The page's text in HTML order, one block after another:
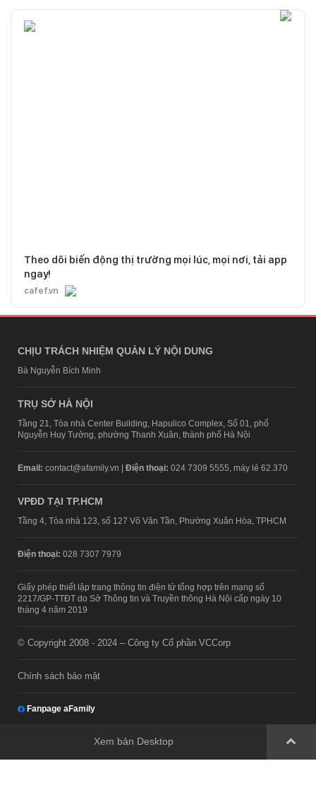
Theo dõi biến động thị trường mọi lúc, mọi nơi, tải app
ngay!
cafef.vn
CHỊU TRÁCH NHIỆM QUẢN LÝ NỘI DUNG
Bà Nguyễn Bích Minh
TRỤ SỞ HÀ NỘI
Tầng 21, Tòa nhà Center Building, Hapulico Complex, Số 01, phố
Nguyễn Huy Tưởng, phường Thanh Xuân, thành phố Hà Nội
Email: contact@afamily.vn | Điện thoại: 024 7309 5555, máy lẻ 62.370
VPĐD TẠI TP.HCM
Tầng 4, Tòa nhà 123, số 127 Võ Văn Tần, Phường Xuân Hòa, TPHCM
Điện thoại: 028 7307 7979
Giấy phép thiết lập trang thông tin điện tử tổng hợp trên mạng số
2217/GP-TTĐT do Sở Thông tin và Truyền thông Hà Nội cấp ngày 10
tháng 4 năm 2019
© Copyright 2008 - 2024 – Công ty Cổ phần VCCorp
Chính sách bảo mật
Fanpage aFamily
Xem bản Desktop